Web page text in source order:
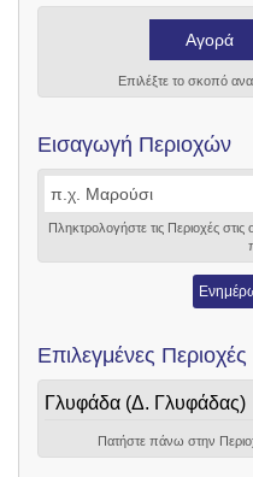
Αγορά
Επιλέξτε το σκοπό
Εισαγωγή Περιοχών
Πληκτρολογήστε τις Περιοχές
Επιλεγμένες Περιοχές
Γλυφάδα (Δ. Γλυφάδας)
Πατήστε πάνω στην